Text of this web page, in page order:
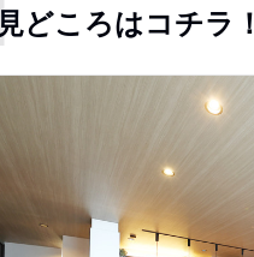
見どころはコチラ！